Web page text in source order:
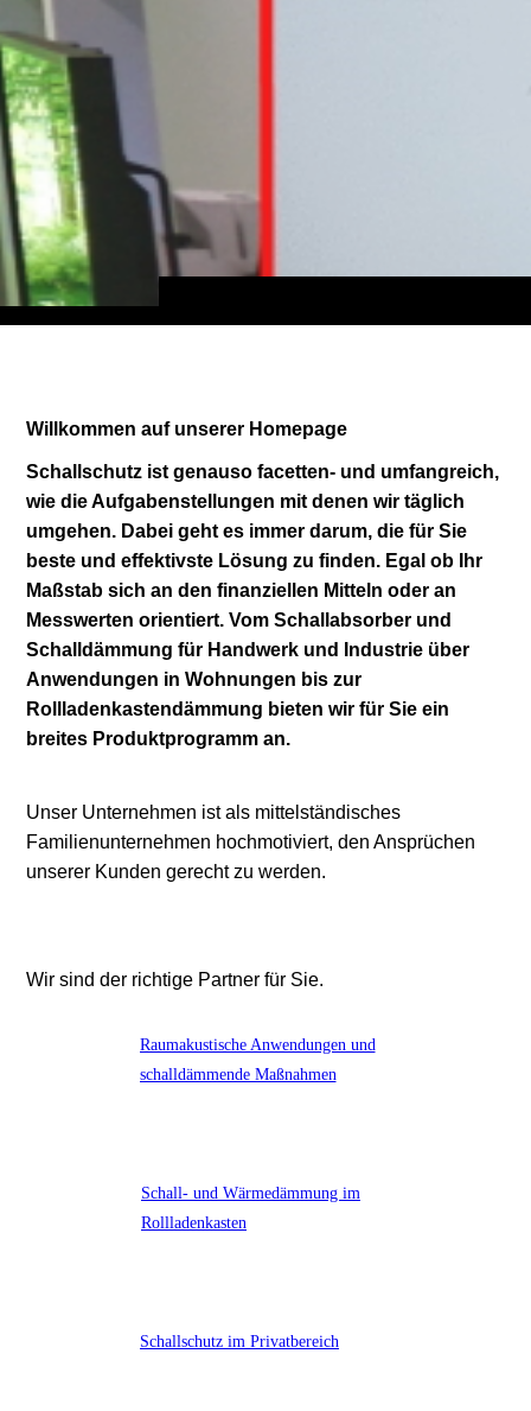
Willkommen auf unserer Homepage
Schallschutz ist genauso facetten- und umfangreich,
wie die Aufgabenstellungen mit denen wir täglich
umgehen. Dabei geht es immer darum, die für Sie
beste und effektivste Lösung zu finden. Egal ob Ihr
Maßstab sich an den finanziellen Mitteln oder an
Messwerten orientiert. Vom Schallabsorber und
Schalldämmung für Handwerk und Industrie über
Anwendungen in Wohnungen bis zur
Rollladenkastendämmung bieten wir für Sie ein
breites Produktprogramm an.
Unser Unternehmen ist als mittelständisches
Familienunternehmen hochmotiviert, den Ansprüchen
unserer Kunden gerecht zu werden.
Wir sind der richtige Partner für Sie.
Raumakustische Anwendungen und
schalldämmende Maßnahmen
Schall- und Wärmedämmung im
Rollladenkasten
Schallschutz im Privatbereich